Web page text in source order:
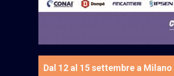
Dal 12 al 15 settembre a